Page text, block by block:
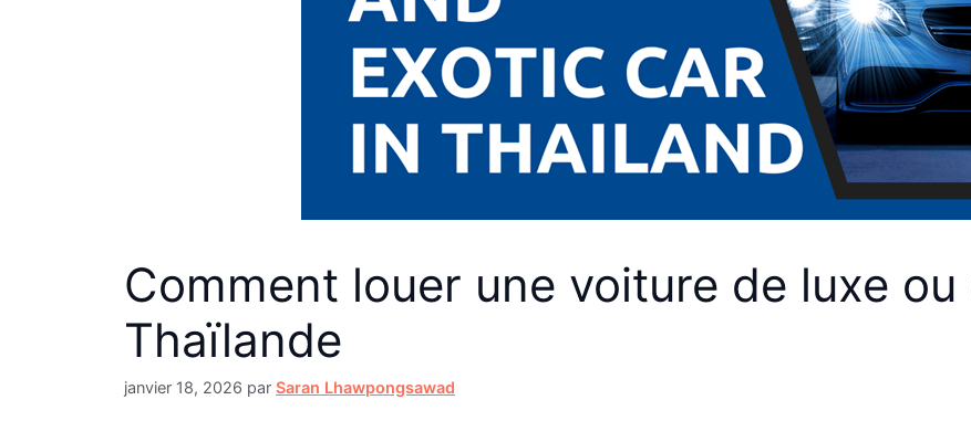
Comment louer une voiture de luxe ou
Thaïlande
janvier 18, 2026 par Saran Lhawpongsawad